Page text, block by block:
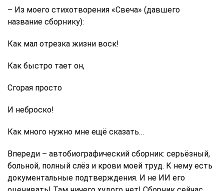
– Из моего стихотворения «Свеча» (давшего
название сборнику):
Как мал отрезка жизни воск!
Как быстро тает он,
Сгорая просто
И неброско!
Как много нужно мне ещё сказать…
Впереди – автобиографический сборник: серьёзный,
больной, полный слёз и крови моей труд. К нему есть
документальные подтверждения. И не ИИ его